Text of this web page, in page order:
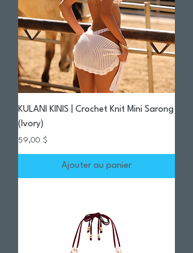
KULANI KINIS | Crochet Knit Mini Sarong
(Ivory)
Prix
59,00 $
Ajouter au panier